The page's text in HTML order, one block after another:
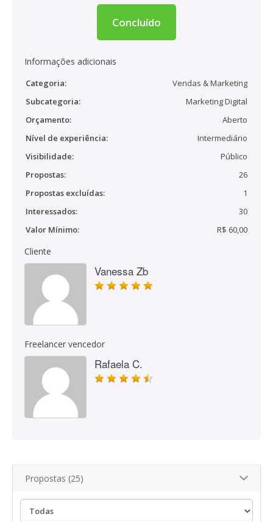
Concluído
Informações adicionais
Categoria:
Vendas & Marketing
Subcategoria:
Marketing Digital
Orçamento:
Aberto
Nível de experiência:
Intermediário
Visibilidade:
Público
Propostas:
26
Propostas excluídas:
1
Interessados:
30
Valor Mínimo:
R$ 60,00
Cliente
Vanessa Zb
Freelancer vencedor
Rafaela C.
Propostas (25)